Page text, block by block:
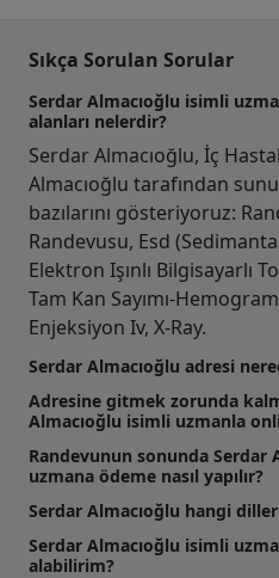
Sıkça Sorulan Sorular
Serdar Almacıoğlu isimli
alanları nelerdir?
Serdar Almacıoğlu, İç
Almacıoğlu tarafından
bazılarını gösteriyoruz:
Randevusu, Esd
Elektron Işınlı Bilgisayarlı
Tam Kan Sayımı-
Enjeksiyon Iv, X-Ray.
Serdar Almacıoğlu adresi
Adresine gitmek zorunda
Almacıoğlu isimli uzmanla
Randevunun sonunda Serdar
uzmana ödeme nasıl yapılır?
Serdar Almacıoğlu hangi
Serdar Almacıoğlu isimli
alabilirim?